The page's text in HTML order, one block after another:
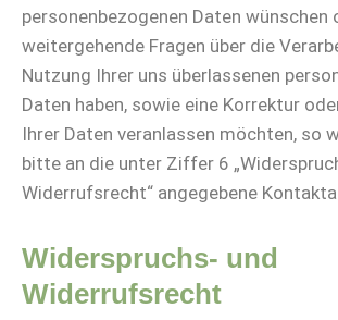
personenbezogenen Daten wünschen
weitergehende Fragen über die
Nutzung Ihrer uns überlassenen
Daten haben, sowie eine Korrektur
Ihrer Daten veranlassen möchten, so
bitte an die unter Ziffer 6
Widerrufsrecht“ angegebene
Widerspruchs- und
Widerrufsrecht